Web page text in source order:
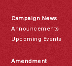
Campaign News
Announcements
Upcoming Events
Amendment